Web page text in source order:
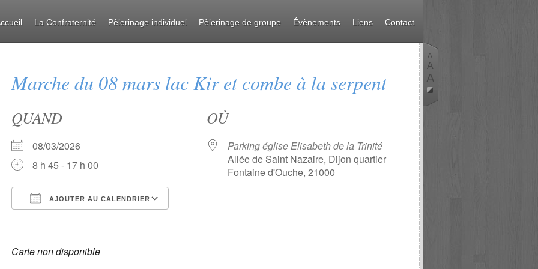
La Confraternité Pèlerinage individuel Pèlerinage de groupe Évènements Liens Contact
A
A
A
Marche du 08 mars lac Kir et combe à la serpent
QUAND
08/03/2026
8 h 45 - 17 h 00
AJOUTER AU CALENDRIER
OÙ
Parking église Elisabeth de la Trinité
Allée de Saint Nazaire, Dijon quartier
Fontaine d'Ouche, 21000
Carte non disponible